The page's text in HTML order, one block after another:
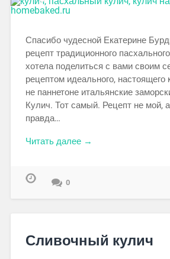
Спасибо чудесной Екатерине
рецепт традиционного
хотела поделиться с вами своим
рецептом идеального,
не паннетоне итальянские
Кулич. Тот самый. Рецепт не мой,
правда…
Читать далее →
0
Сливочный кулич